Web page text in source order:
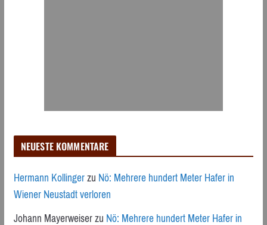
NEUESTE KOMMENTARE
Hermann KollingerzuNö: Mehrere hundert Meter Hafer in
Wiener Neustadt verloren
Johann MayerweiserzuNö: Mehrere hundert Meter Hafer in